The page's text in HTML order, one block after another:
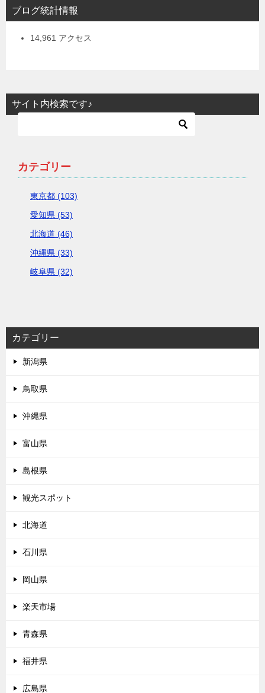
ブログ統計情報
14,961 アクセス
サイト内検索です♪
カテゴリー
東京都 (103)
愛知県 (53)
北海道 (46)
沖縄県 (33)
岐阜県 (32)
カテゴリー
新潟県
鳥取県
沖縄県
富山県
島根県
観光スポット
北海道
石川県
岡山県
楽天市場
青森県
福井県
広島県